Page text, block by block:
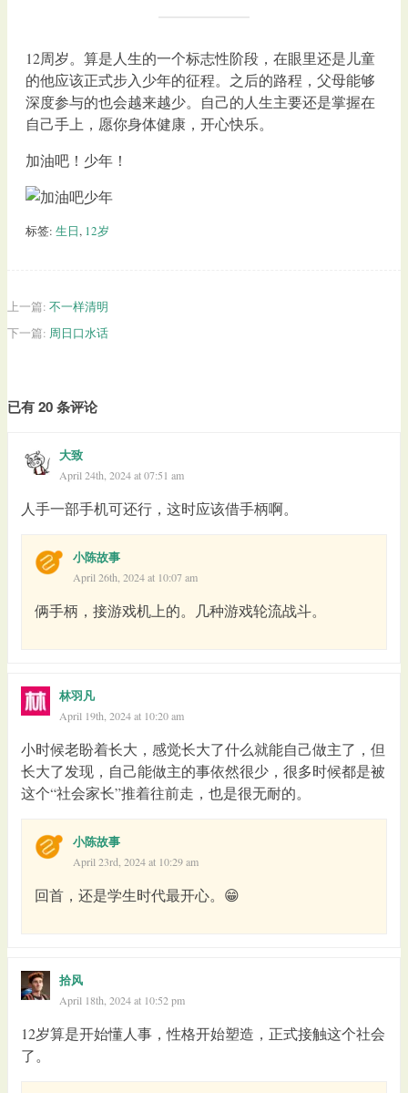
12周岁。算是人生的一个标志性阶段，在眼里还是儿童
的他应该正式步入少年的征程。之后的路程，父母能够
深度参与的也会越来越少。自己的人生主要还是掌握在
自己手上，愿你身体健康，开心快乐。
加油吧！少年！
标签: 生日, 12岁
上一篇: 不一样清明
下一篇: 周日口水话
已有 20 条评论
大致
April 24th, 2024 at 07:51 am
人手一部手机可还行，这时应该借手柄啊。
小陈故事
April 26th, 2024 at 10:07 am
俩手柄，接游戏机上的。几种游戏轮流战斗。
林羽凡
April 19th, 2024 at 10:20 am
小时候老盼着长大，感觉长大了什么就能自己做主了，但
长大了发现，自己能做主的事依然很少，很多时候都是被
这个“社会家长”推着往前走，也是很无耐的。
小陈故事
April 23rd, 2024 at 10:29 am
回首，还是学生时代最开心。😁
拾风
April 18th, 2024 at 10:52 pm
12岁算是开始懂人事，性格开始塑造，正式接触这个社会
了。